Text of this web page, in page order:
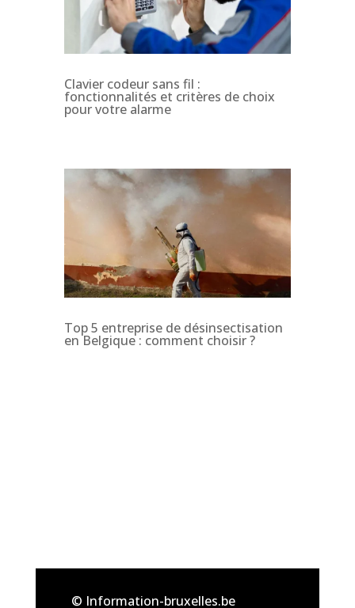
Clavier codeur sans fil :
fonctionnalités et critères de choix
pour votre alarme
Top 5 entreprise de désinsectisation
en Belgique : comment choisir ?
© Information-bruxelles.be